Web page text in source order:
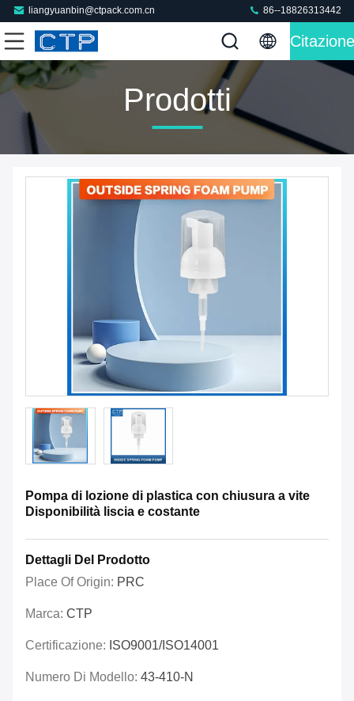
liangyuanbin@ctpack.com.cn 86--18826313442
Citazione
Prodotti
Pompa di lozione di plastica con chiusura a vite
Disponibilità liscia e costante
Dettagli Del Prodotto
Place Of Origin: PRC
Marca: CTP
Certificazione: ISO9001/ISO14001
Numero Di Modello: 43-410-N